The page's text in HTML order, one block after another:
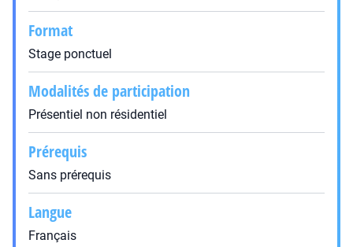
Format
Stage ponctuel
Modalités de participation
Présentiel non résidentiel
Prérequis
Sans prérequis
Langue
Français